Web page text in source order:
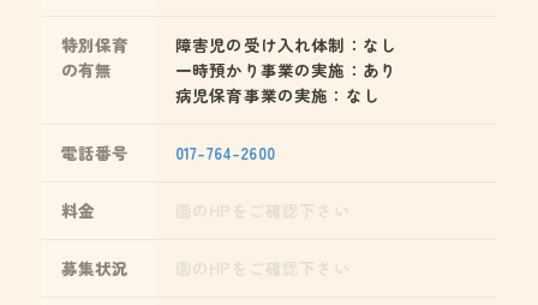
特別保育
の有無
障害児の受け入れ体制：なし
一時預かり事業の実施：あり
病児保育事業の実施：なし
電話番号 017-764-2600
料金
募集状況